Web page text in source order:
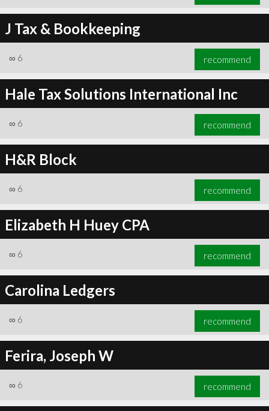
J Tax & Bookkeeping
∞ 6 recommend
Hale Tax Solutions International Inc
∞ 6 recommend
H&R Block
∞ 6 recommend
Elizabeth H Huey CPA
∞ 6 recommend
Carolina Ledgers
∞ 6 recommend
Ferira, Joseph W
∞ 6 recommend